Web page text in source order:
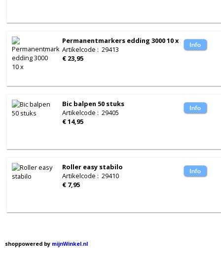
Permanentmarkers edding 3000 10 x
Artikelcode : 29413
€ 23,95
Bic balpen 50 stuks
Artikelcode : 29405
€ 14,95
Roller easy stabilo
Artikelcode : 29410
€ 7,95
shoppowered by mijnWinkel.nl